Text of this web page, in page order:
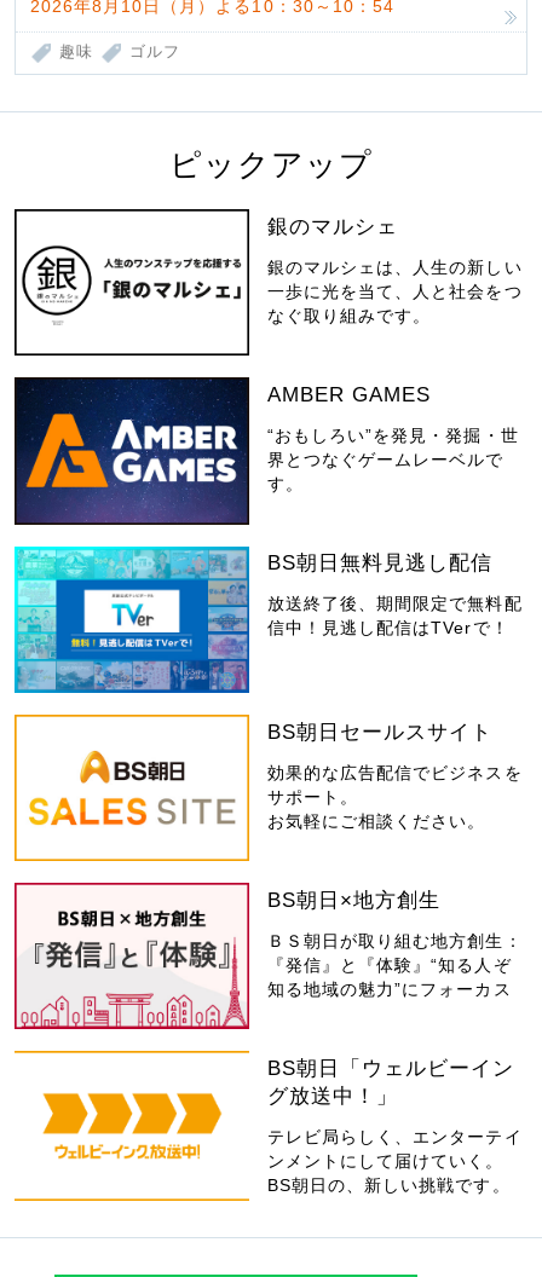
2026年8月10日（月）よる10：30～10：54
趣味 ゴルフ
ピックアップ
銀のマルシェ
銀のマルシェは、人生の新しい
一歩に光を当て、人と社会をつ
なぐ取り組みです。
AMBER GAMES
“おもしろい”を発見・発掘・世
界とつなぐゲームレーベルで
す。
BS朝日無料見逃し配信
放送終了後、期間限定で無料配
信中！見逃し配信はTVerで！
BS朝日セールスサイト
効果的な広告配信でビジネスを
サポート。
お気軽にご相談ください。
BS朝日×地方創生
ＢＳ朝日が取り組む地方創生：
『発信』と『体験』“知る人ぞ
知る地域の魅力”にフォーカス
BS朝日「ウェルビーイン
グ放送中！」
テレビ局らしく、エンターテイ
ンメントにして届けていく。
BS朝日の、新しい挑戦です。